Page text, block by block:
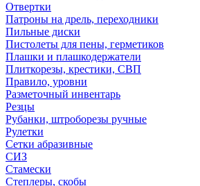
Отвертки
Патроны на дрель, переходники
Пильные диски
Пистолеты для пены, герметиков
Плашки и плашкодержатели
Плиткорезы, крестики, СВП
Правило, уровни
Разметочный инвентарь
Резцы
Рубанки, штроборезы ручные
Рулетки
Сетки абразивные
СИЗ
Стамески
Степлеры, скобы